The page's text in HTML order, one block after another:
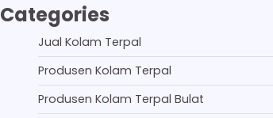
Categories
Jual Kolam Terpal
Produsen Kolam Terpal
Produsen Kolam Terpal Bulat